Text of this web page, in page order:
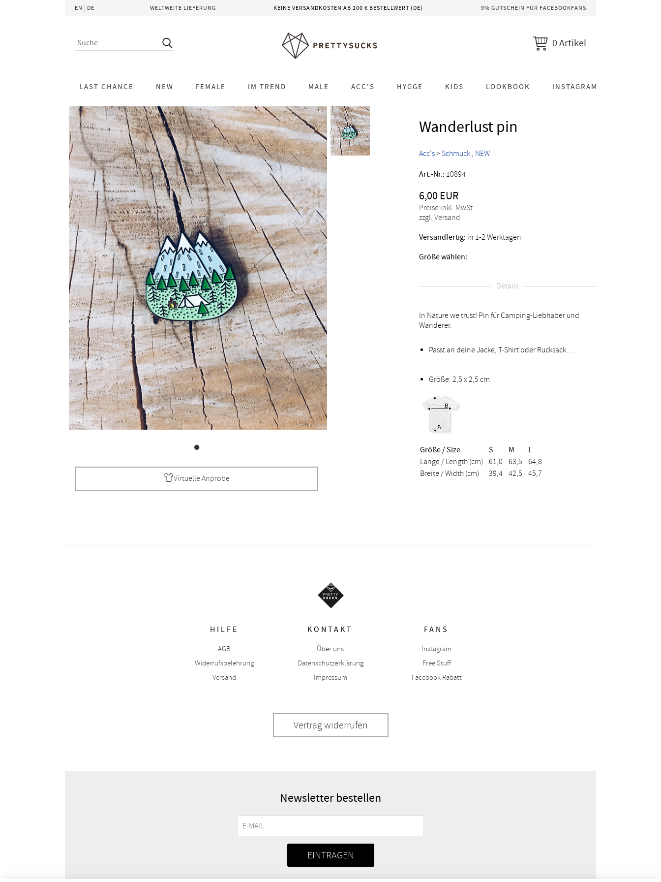
EN DE WELTWEITE LIEFERUNG KEINE VERSANDKOSTEN AB 100 € BESTELLWERT (DE) 9% GUTSCHEIN FÜR FACEBOOKFANS
0 Artikel
LAST CHANCE NEW FEMALE IM TREND MALE ACC'S HYGGE KIDS LOOKBOOK INSTAGRAM
Virtuelle Anprobe
Wanderlust pin
Acc's> Schmuck NEW
Art.-Nr.: 10894
6,00 EUR
Preise inkl. MwSt
zzgl. Versand
Versandfertig: in 1-2 Werktagen
Größe wählen:
Details
In Nature we trust! Pin für Camping-Liebhaber und
Wanderer.
Passt an deine Jacke, T-Shirt oder Rucksack…
Größe: 2,5 x 2,5 cm
Größe / Size S M
L
Länge / Length (cm)
61,0 63,5
64,8
Breite / Width (cm)
39,4 42,5 45,7
HILFE
AGB
Widerrufsbelehrung
Versand
KONTAKT
Über uns
Datenschutzerklärung
Impressum
FANS
Instagram
Free Stuff
Facebook Rabatt
Vertrag widerrufen
Newsletter bestellen